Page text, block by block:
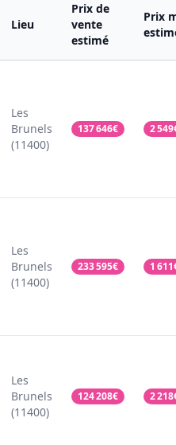
Lieu
Prix de
vente
estimé
Prix
Les
Brunels
(11400)
137 646€ 2 549
Les
Brunels
(11400)
233 595€ 1 611
Les
Brunels
(11400)
124 208€ 2 218